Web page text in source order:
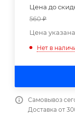
Цена до
560₽
Цена
Нет в
Самовывоз
Доставка от